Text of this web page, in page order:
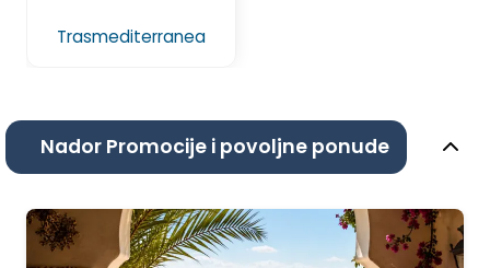
Trasmediterranea
Nador Promocije i povoljne ponude